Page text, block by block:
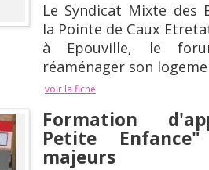
Le Syndicat Mixte des
la Pointe de Caux
à Epouville, le
réaménager son
voir la fiche
Formation
Petite
majeurs